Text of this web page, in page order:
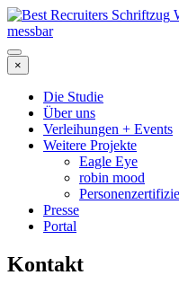
messbar
×
Die Studie
Über uns
Verleihungen + Events
Weitere Projekte
Eagle Eye
robin mood
Presse
Portal
Kontakt